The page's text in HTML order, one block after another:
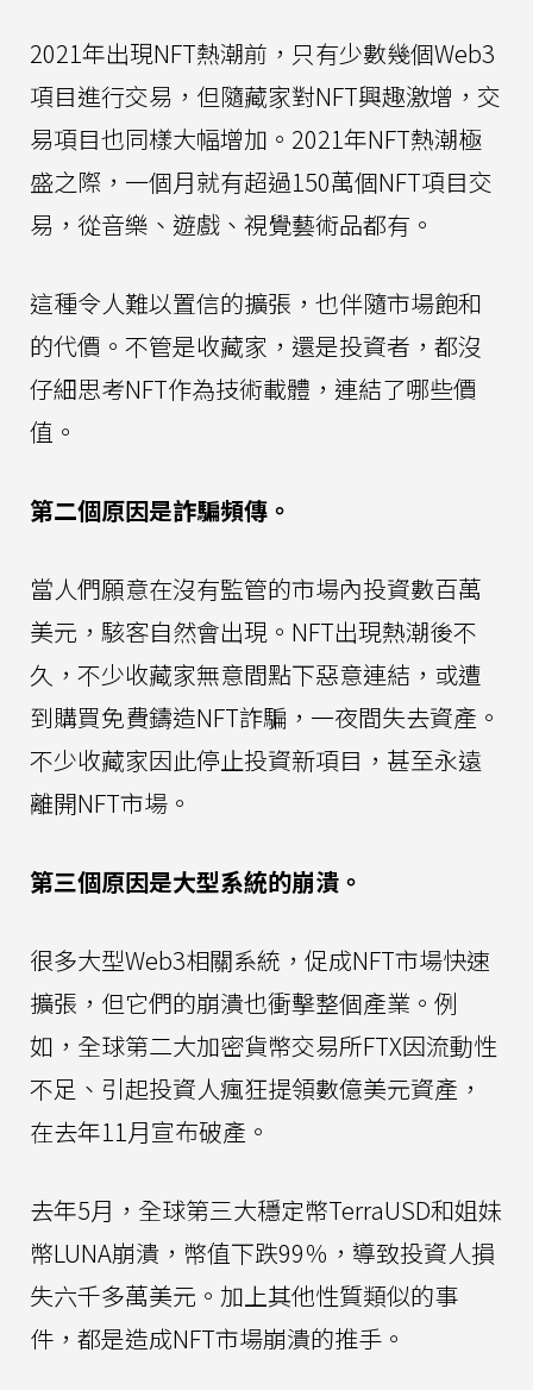
2021年出現NFT熱潮前，只有少數幾個Web3
項目進行交易，但隨藏家對NFT興趣激增，交
易項目也同樣大幅增加。2021年NFT熱潮極
盛之際，一個月就有超過150萬個NFT項目交
易，從音樂、遊戲、視覺藝術品都有。
這種令人難以置信的擴張，也伴隨市場飽和
的代價。不管是收藏家，還是投資者，都沒
仔細思考NFT作為技術載體，連結了哪些價
值。
第二個原因是詐騙頻傳。
當人們願意在沒有監管的市場內投資數百萬
美元，駭客自然會出現。NFT出現熱潮後不
久，不少收藏家無意間點下惡意連結，或遭
到購買免費鑄造NFT詐騙，一夜間失去資產。
不少收藏家因此停止投資新項目，甚至永遠
離開NFT市場。
第三個原因是大型系統的崩潰。
很多大型Web3相關系統，促成NFT市場快速
擴張，但它們的崩潰也衝擊整個產業。例
如，全球第二大加密貨幣交易所FTX因流動性
不足、引起投資人瘋狂提領數億美元資產，
在去年11月宣布破產。
去年5月，全球第三大穩定幣TerraUSD和姐妹
幣LUNA崩潰，幣值下跌99％，導致投資人損
失六千多萬美元。加上其他性質類似的事
件，都是造成NFT市場崩潰的推手。